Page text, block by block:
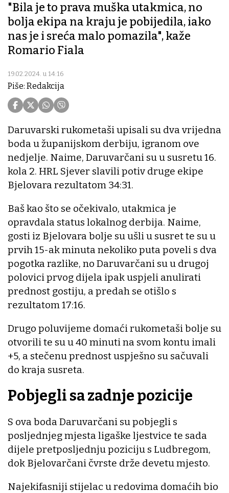
"Bila je to prava muška utakmica, no
bolja ekipa na kraju je pobijedila, iako
nas je i sreća malo pomazila", kaže
Romario Fiala
19.02.2024. u 14:16
Piše: Redakcija
Daruvarski rukometaši upisali su dva vrijedna
boda u županijskom derbiju, igranom ove
nedjelje. Naime, Daruvarčani su u susretu 16.
kola 2. HRL Sjever slavili potiv druge ekipe
Bjelovara rezultatom 34:31.
Baš kao što se očekivalo, utakmica je
opravdala status lokalnog derbija. Naime,
gosti iz Bjelovara bolje su ušli u susret te su u
prvih 15-ak minuta nekoliko puta poveli s dva
pogotka razlike, no Daruvarčani su u drugoj
polovici prvog dijela ipak uspjeli anulirati
prednost gostiju, a predah se otišlo s
rezultatom 17:16.
Drugo poluvijeme domaći rukometaši bolje su
otvorili te su u 40 minuti na svom kontu imali
+5, a stečenu prednost uspješno su sačuvali
do kraja susreta.
Pobjegli sa zadnje pozicije
S ova boda Daruvarčani su pobjegli s
posljednjeg mjesta ligaške ljestvice te sada
dijele pretposljednju poziciju s Ludbregom,
dok Bjelovarčani čvrste drže devetu mjesto.
Najekifasniji stijelac u redovima domaćih bio